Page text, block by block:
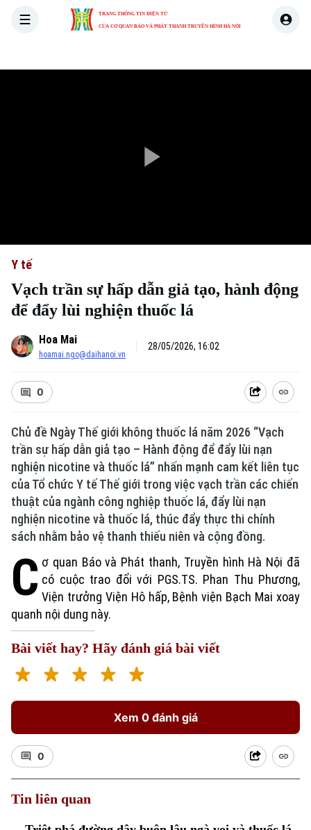
TRANG THÔNG TIN ĐIỆN TỬ
CỦA CƠ QUAN BÁO VÀ PHÁT THANH TRUYỀN HÌNH HÀ NỘI
Xu hướng
Y tế
Vạch trần sự hấp dẫn giả tạo, hành động
để đẩy lùi nghiện thuốc lá
Hoa Mai
hoamai.ngo@daihanoi.vn
28/05/2026, 16:02
0
Chủ đề Ngày Thế giới không thuốc lá năm 2026 “Vạch
trần sự hấp dẫn giả tạo – Hành động để đẩy lùi nạn
nghiện nicotine và thuốc lá” nhấn mạnh cam kết liên tục
của Tổ chức Y tế Thế giới trong việc vạch trần các chiến
thuật của ngành công nghiệp thuốc lá, đẩy lùi nạn
nghiện nicotine và thuốc lá, thúc đẩy thực thi chính
sách nhằm bảo vệ thanh thiếu niên và cộng đồng.
C ơ quan Báo và Phát thanh, Truyền hình Hà Nội đã
có cuộc trao đổi với PGS.TS. Phan Thu Phương,
Viện trưởng Viện Hô hấp, Bệnh viện Bạch Mai xoay
quanh nội dung này.
Bài viết hay? Hãy đánh giá bài viết
Xem 0 đánh giá
0
Tin liên quan